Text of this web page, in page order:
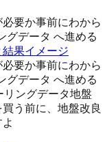
要か事前にわから
グデータ へ進める
結果イメージ
要か事前にわから
グデータ へ進める
リングデータ地盤
買う前に、地盤改良